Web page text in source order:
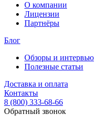
О компании
Лицензии
Партнёры
Блог
Обзоры и интервью
Полезные статьи
Доставка и оплата
Контакты
8 (800) 333-68-66
Обратный звонок